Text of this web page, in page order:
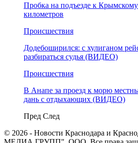
Пробка на подъезде к
километров
Происшествия
Додебоширился: с хулиганом
разбираться судья (ВИДЕО)
Происшествия
В Анапе за проезд к морю
дань с отдыхающих (ВИДЕО)
Пред След
© 2026 - Новости Краснодара и